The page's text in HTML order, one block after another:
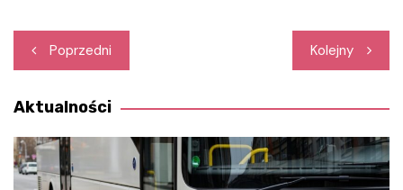
Nawigacja
wpisu
Poprzedni Kolejny
Aktualności